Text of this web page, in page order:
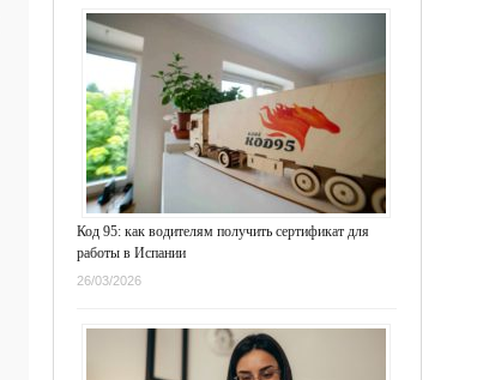
Код 95: как водителям получить сертификат для
работы в Испании
26/03/2026